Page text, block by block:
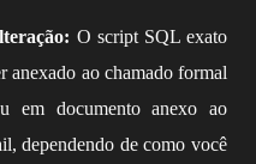
O script SQL exato
anexado ao chamado formal
em documento anexo ao
dependendo de como você